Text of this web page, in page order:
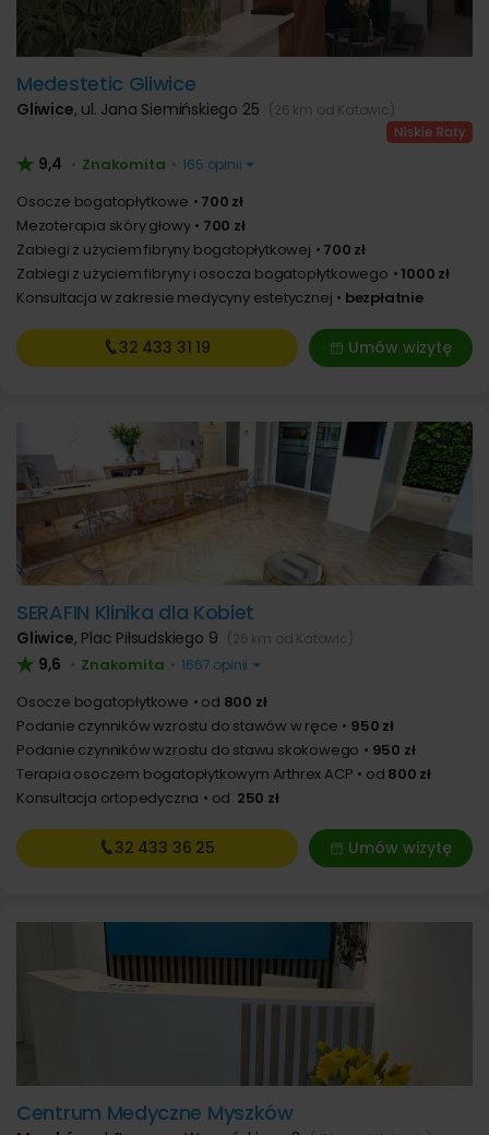
Medestetic Gliwice
Gliwice, ul. Jana Siemińskiego 25 (26 km od Katowic)
9,4 • Znakomita • 165 opinii
Osocze bogatopłytkowe
700 zł
Mezoterapia skóry głowy
700 zł
Zabiegi z użyciem fibryny bogatopłytkowej
700 zł
Zabiegi z użyciem fibryny i osocza bogatopłytkowego
1000 zł
Konsultacja w zakresie medycyny estetycznej
bezpłatnie
Umów wizytę
32 433 31 19
SERAFIN Klinika dla Kobiet
Gliwice, Plac Piłsudskiego 9 (26 km od Katowic)
9,6 • Znakomita • 1667 opinii
Osocze bogatopłytkowe od 800 zł
Podanie czynników wzrostu do stawów w ręce
950 zł
Podanie czynników wzrostu do stawu skokowego
950 zł
Terapia osoczem bogatopłytkowym Arthrex ACP
od 800 zł
Konsultacja ortopedyczna
od 250 zł
Umów wizytę
32 433 36 25
Centrum Medyczne Myszków